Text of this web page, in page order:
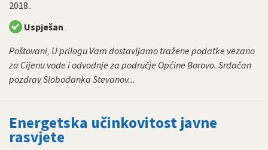
2018..
Uspješan
Poštovani, U prilogu Vam dostavljamo tražene podatke vezano
za Cijenu vode i odvodnje za područje Općine Borovo. Srdačan
pozdrav Slobodanka Stevanov...
Energetska učinkovitost javne
rasvjete